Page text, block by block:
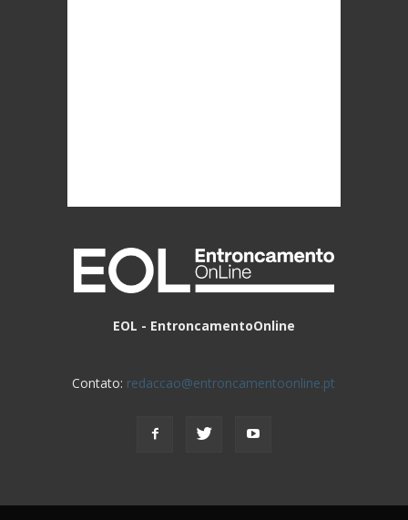
EOL - EntroncamentoOnline
Contato: redaccao@entroncamentoonline.pt